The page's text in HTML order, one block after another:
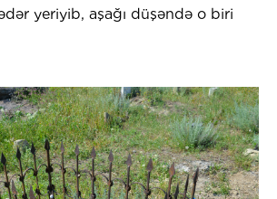
yeriyib, aşağı düşəndə o biri